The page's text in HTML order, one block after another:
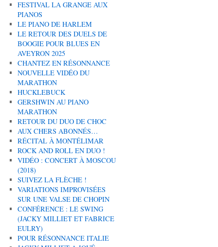
FESTIVAL LA GRANGE AUX
PIANOS
LE PIANO DE HARLEM
LE RETOUR DES DUELS DE
BOOGIE POUR BLUES EN
AVEYRON 2025
CHANTEZ EN RÉSONNANCE
NOUVELLE VIDÉO DU
MARATHON
HUCKLEBUCK
GERSHWIN AU PIANO
MARATHON
RETOUR DU DUO DE CHOC
AUX CHERS ABONNÉS…
RÉCITAL À MONTÉLIMAR
ROCK AND ROLL EN DUO !
VIDÉO : CONCERT À MOSCOU
(2018)
SUIVEZ LA FLÈCHE !
VARIATIONS IMPROVISÉES
SUR UNE VALSE DE CHOPIN
CONFÉRENCE : LE SWING
(JACKY MILLIET ET FABRICE
EULRY)
POUR RÉSONNANCE ITALIE